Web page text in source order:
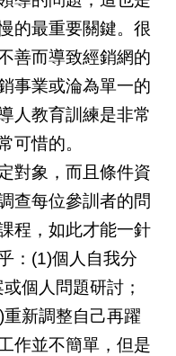
的最重要關鍵。很
善而導致經銷網的
事業或淪為單一的
人教育訓練是非常
可惜的。
對象，而且條件資
查每位參訓者的問
程，如此才能一針
：(1)個人自我分
個人問題研討；
新調整自己再躍
作並不簡單，但是